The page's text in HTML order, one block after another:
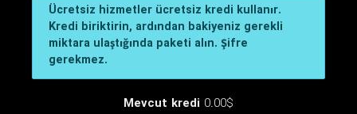
Ücretsiz hizmetler ücretsiz kredi kullanır.
Kredi biriktirin, ardından bakiyeniz gerekli
miktara ulaştığında paketi alın. Şifre
gerekmez.
Mevcut kredi 0.00$